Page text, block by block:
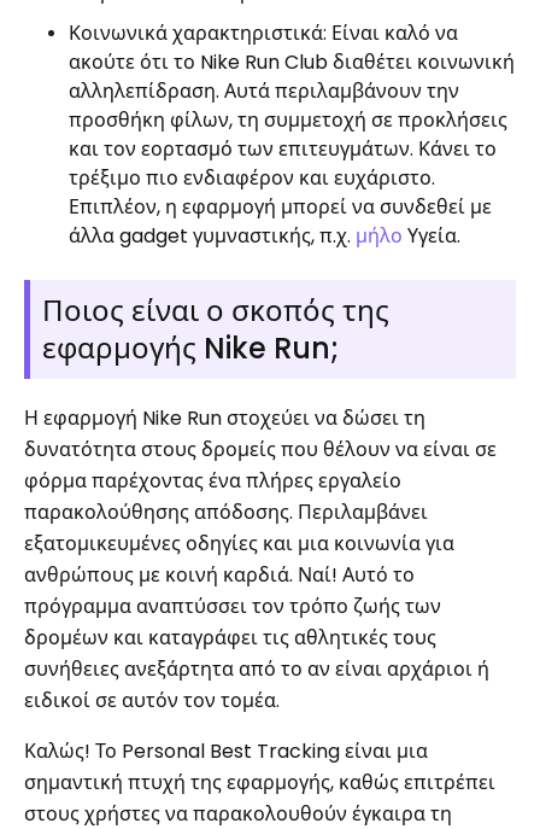
Κοινωνικά χαρακτηριστικά: Είναι καλό να
ακούτε ότι το Nike Run Club διαθέτει κοινωνική
αλληλεπίδραση. Αυτά περιλαμβάνουν την
προσθήκη φίλων, τη συμμετοχή σε προκλήσεις
και τον εορτασμό των επιτευγμάτων. Κάνει το
τρέξιμο πιο ενδιαφέρον και ευχάριστο.
Επιπλέον, η εφαρμογή μπορεί να συνδεθεί με
άλλα gadget γυμναστικής, π.χ. μήλο Υγεία.
Ποιος είναι ο σκοπός της
εφαρμογής Nike Run;
Η εφαρμογή Nike Run στοχεύει να δώσει τη
δυνατότητα στους δρομείς που θέλουν να είναι σε
φόρμα παρέχοντας ένα πλήρες εργαλείο
παρακολούθησης απόδοσης. Περιλαμβάνει
εξατομικευμένες οδηγίες και μια κοινωνία για
ανθρώπους με κοινή καρδιά. Ναί! Αυτό το
πρόγραμμα αναπτύσσει τον τρόπο ζωής των
δρομέων και καταγράφει τις αθλητικές τους
συνήθειες ανεξάρτητα από το αν είναι αρχάριοι ή
ειδικοί σε αυτόν τον τομέα.
Καλώς! Το Personal Best Tracking είναι μια
σημαντική πτυχή της εφαρμογής, καθώς επιτρέπει
στους χρήστες να παρακολουθούν έγκαιρα τη